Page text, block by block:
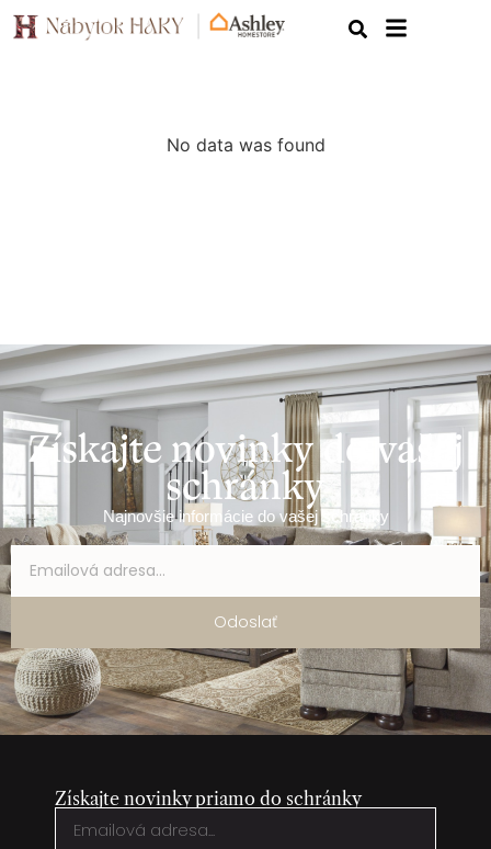
No data was found
Získajte novinky do vašej
schránky
Najnovšie informácie do vašej schránky
Odoslať
Získajte novinky priamo do schránky